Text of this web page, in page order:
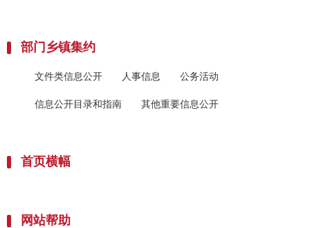
部门乡镇集约
文件类信息公开 人事信息 公务活动
信息公开目录和指南 其他重要信息公开
首页横幅
网站帮助